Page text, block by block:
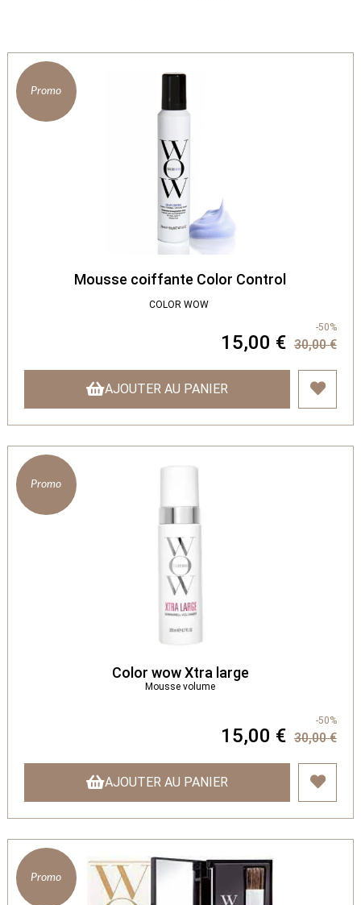
Mousse coiffante Color Control
COLOR WOW
15,00 € 30,00 €
-50%
AJOUTER AU PANIER
Promo
Color wow Xtra large
Mousse volume
15,00 € 30,00 €
-50%
AJOUTER AU PANIER
Promo
Promo